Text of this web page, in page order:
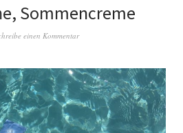
Sommencreme
einen Kommentar